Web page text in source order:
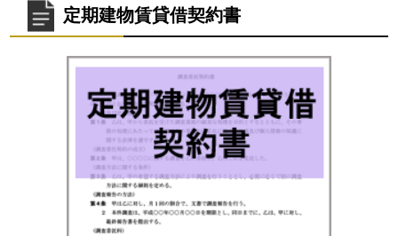
定期建物賃貸借契約書